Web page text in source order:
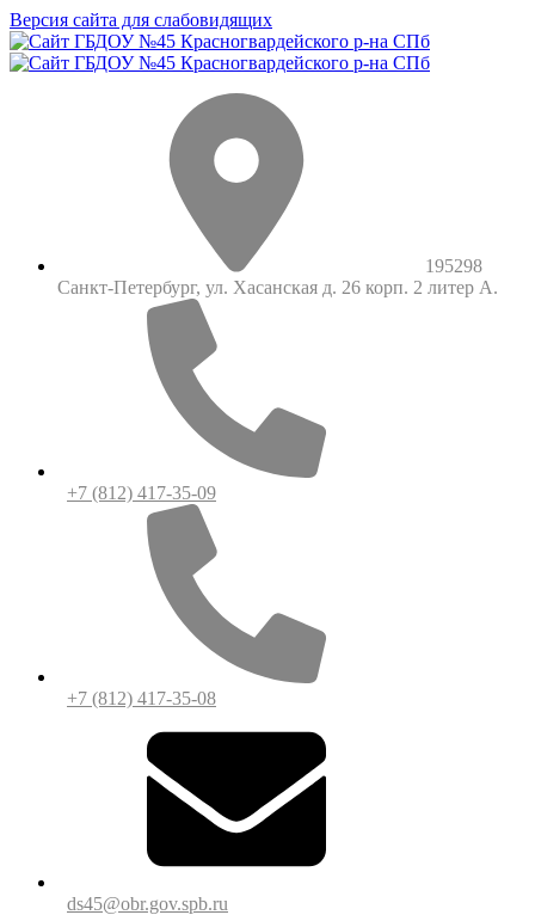
Версия сайта для слабовидящих
195298
Санкт-Петербург, ул. Хасанская д. 26 корп. 2 литер А.
+7 (812) 417-35-09
+7 (812) 417-35-08
ds45@obr.gov.spb.ru